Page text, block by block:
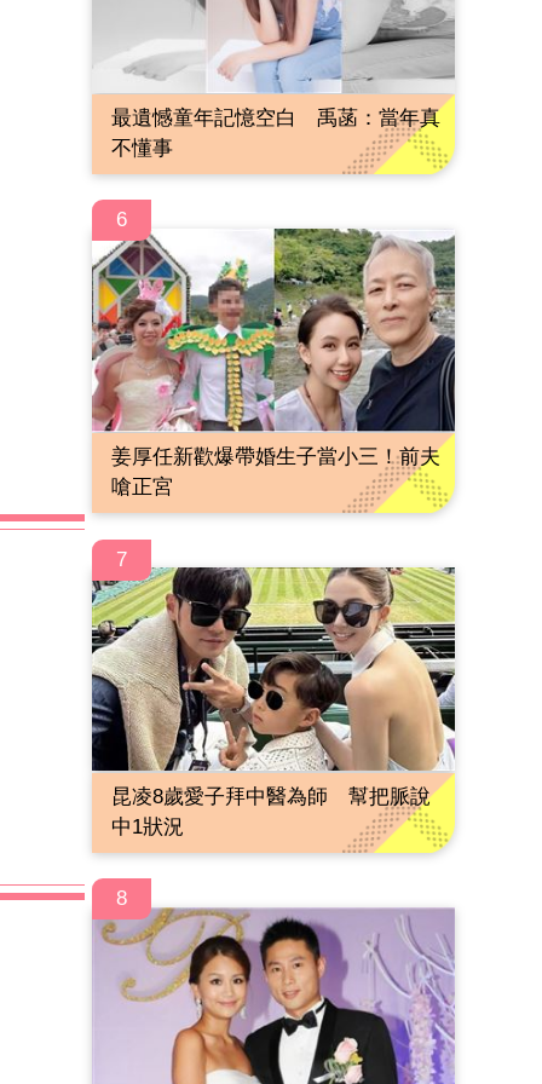
最遺憾童年記憶空白 禹菡：當年真
不懂事
6
姜厚任新歡爆帶婚生子當小三！前夫
嗆正宮
7
昆凌8歲愛子拜中醫為師 幫把脈說
中1狀況
8